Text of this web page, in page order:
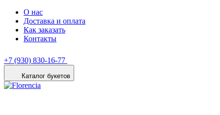
О нас
Доставка и оплата
Как заказать
Контакты
+7 (930) 830-16-77
Каталог букетов